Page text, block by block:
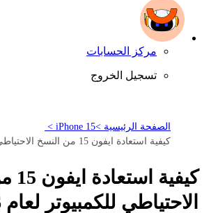
مركز الحسابات
تسجيل الخروج
الصفحة الرئيسية >iPhone 15 >
كيفية استعادة ايفون 15 من النسخ الاحتياطي للكمبيوتر لعام 2026
الاحتياطي للكمبيوتر لعام 2026